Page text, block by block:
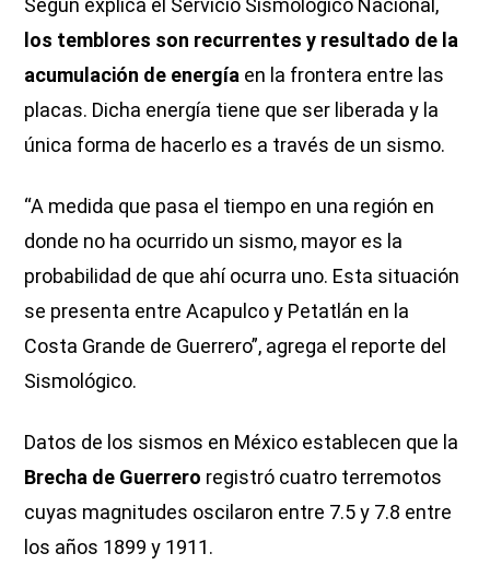
los temblores son recurrentes y resultado de la
acumulación de energía en la frontera entre las
placas. Dicha energía tiene que ser liberada y la
única forma de hacerlo es a través de un sismo.
“A medida que pasa el tiempo en una región en
donde no ha ocurrido un sismo, mayor es la
probabilidad de que ahí ocurra uno. Esta situación
se presenta entre Acapulco y Petatlán en la
Costa Grande de Guerrero”, agrega el reporte del
Sismológico.
Datos de los sismos en México establecen que la
Brecha de Guerrero registró cuatro terremotos
cuyas magnitudes oscilaron entre 7.5 y 7.8 entre
los años 1899 y 1911.